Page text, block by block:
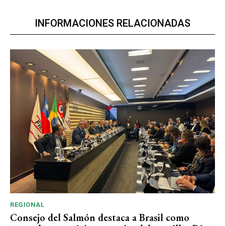
INFORMACIONES RELACIONADAS
REGIONAL
Consejo del Salmón destaca a Brasil como